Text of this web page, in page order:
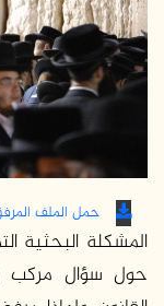
حمل الملف
المشكلة البحثية
حول سؤال مركب